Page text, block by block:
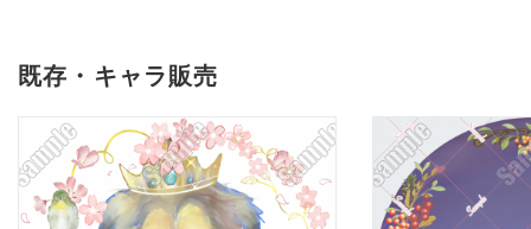
既存・キャラ販売